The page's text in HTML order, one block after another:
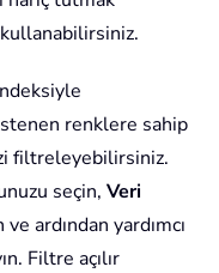
renklere sahip
filtreleyebilirsiniz.
seçin, Veri
ve ardından yardımcı
Filtre açılır